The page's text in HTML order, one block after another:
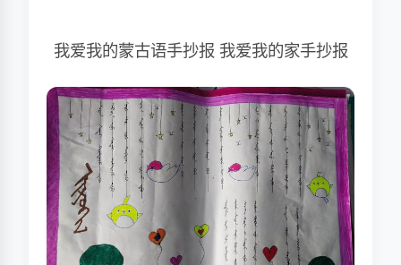
我爱我的蒙古语手抄报 我爱我的家手抄报